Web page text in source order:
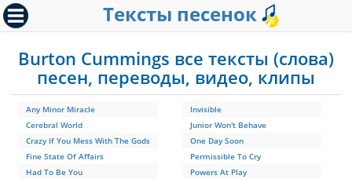
Тексты песенок
Burton Cummings все тексты (слова)
песен, переводы, видео, клипы
Any Minor Miracle
Cerebral World
Crazy If You Mess With The Gods
Fine State Of Affairs
Had To Be You
Invisible
Junior Won't Behave
One Day Soon
Permissible To Cry
Powers At Play